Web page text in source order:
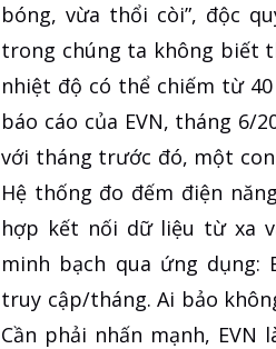
bóng, vừa thổi còi”, độc
trong chúng ta không biết
nhiệt độ có thể chiếm từ
báo cáo của EVN, tháng 6/
với tháng trước đó, một
Hệ thống đo đếm điện
hợp kết nối dữ liệu từ xa
minh bạch qua ứng dụng:
truy cập/tháng. Ai bảo
Cần phải nhấn mạnh,